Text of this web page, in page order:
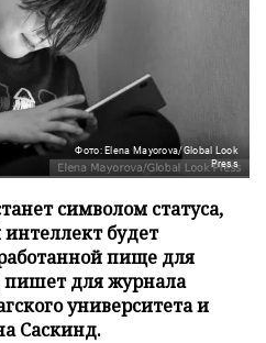
Фото: Elena Mayorova/Global Look
Press
символом статуса,
будет
пище для
пишет для журнала
университета и
Саскинд.